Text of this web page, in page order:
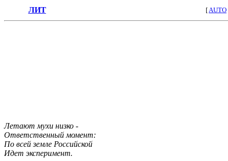
ЛИТ [AUTO
Летают мухи низко -
Ответственный момент:
По всей земле Российской
Идет эксперимент.